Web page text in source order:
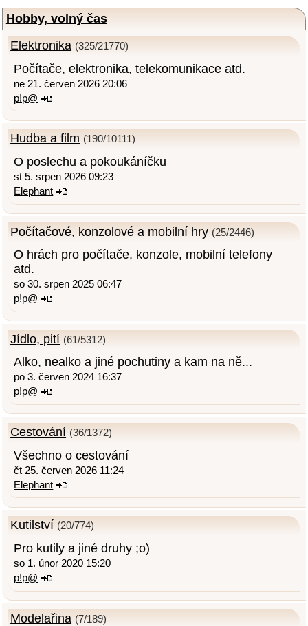
Hobby, volný čas
Elektronika (325/21770)
Počítače, elektronika, telekomunikace atd.
ne 21. červen 2026 20:06
p!p@
Hudba a film (190/10111)
O poslechu a pokoukáníčku
st 5. srpen 2026 09:23
Elephant
Počítačové, konzolové a mobilní hry (25/2446)
O hrách pro počítače, konzole, mobilní telefony
atd.
so 30. srpen 2025 06:47
p!p@
Jídlo, pití (61/5312)
Alko, nealko a jiné pochutiny a kam na ně...
po 3. červen 2024 16:37
p!p@
Cestování (36/1372)
Všechno o cestování
čt 25. červen 2026 11:24
Elephant
Kutilství (20/774)
Pro kutily a jiné druhy ;o)
so 1. únor 2020 15:20
p!p@
Modelařina (7/189)